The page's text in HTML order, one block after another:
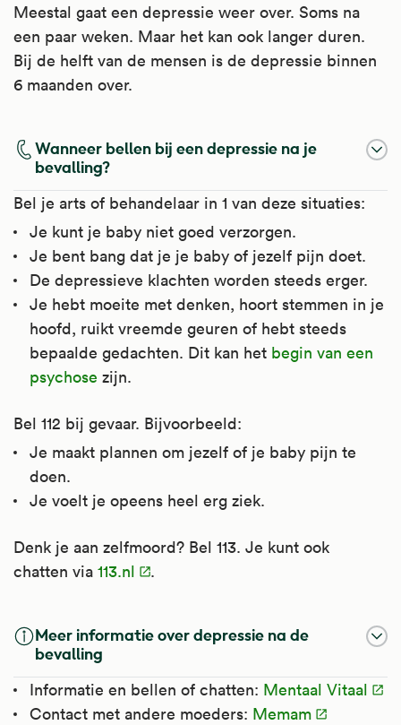
Artsen schrijven het voor bij depressie en bij
angststoornissen, zoals sociale angststoornis,
specifieke fobie, dwangstoornis,
paniekstoornis en posttraumatische
premenstrueel syndroom (PMS), bij bepaalde
soorten jeuk en bij seksuele stoornissen
(vroegtijdige zaadlozing).
Kijk voor meer informatie op
Apotheek.nl
.
Meestal gaat een depressie weer over. Soms na
een paar weken. Maar het kan ook langer duren.
Bij de helft van de mensen is de depressie binnen
6 maanden over.
Wanneer bellen bij een depressie na je
bevalling?
Bel je arts of behandelaar in 1 van deze situaties:
Je kunt je baby niet goed verzorgen.
Je bent bang dat je je baby of jezelf pijn doet.
De depressieve klachten worden steeds erger.
Je hebt moeite met denken, hoort stemmen in je
hoofd, ruikt vreemde geuren of hebt steeds
bepaalde gedachten. Dit kan het begin van een
psychose zijn.
Bel 112 bij gevaar. Bijvoorbeeld:
Je maakt plannen om jezelf of je baby pijn te
doen.
Je voelt je opeens heel erg ziek.
Denk je aan zelfmoord? Bel 113. Je kunt ook
chatten via 113.nl .
Meer informatie over depressie na de
bevalling
Informatie en bellen of chatten: Mentaal Vitaal
Contact met andere moeders: Memam